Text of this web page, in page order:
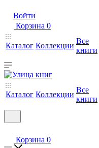
Войти
Корзина 0
Каталог Коллекции
Все
книги
Каталог Коллекции
Все
книги
Корзина 0